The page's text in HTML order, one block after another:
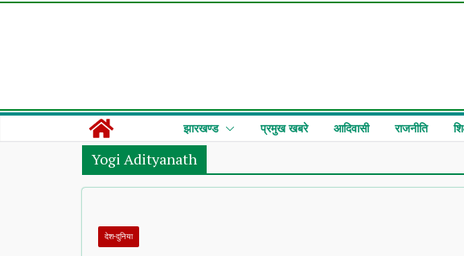
झारखण्ड प्रमुख खबरे आदिवासी राजनीति
Yogi Adityanath
देश-दुनिया